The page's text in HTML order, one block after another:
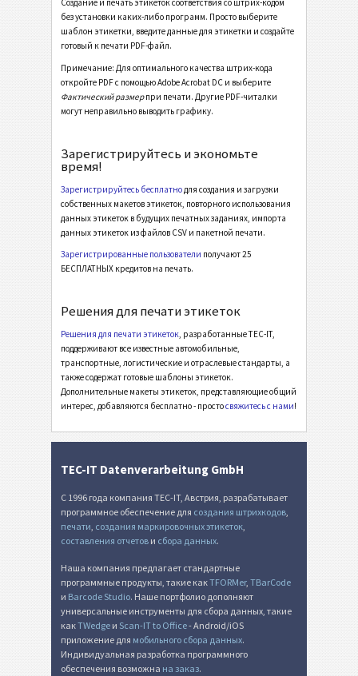
Odette OTL 3 - License Plate - Single / Master
Odette OTL 3 - L3P License Plate - Master Multiple
B BOSCH
MAT Этикетки MAT
I Инвентарные этикетки
NF Этикетки для пищевых продуктов
₣ Швейцарский QR-счет
П Прочее
Создание и печать этикеток соответствия со штрих-кодом
без установки каких-либо программ. Просто выберите
шаблон этикетки, введите данные для этикетки и создайте
готовый к печати PDF-файл.
Примечание: Для оптимального качества штрих-кода
откройте PDF с помощью Adobe Acrobat DC и выберите
Фактический размерпри печати. Другие PDF-читалки
могут неправильно выводить графику.
Зарегистрируйтесь и экономьте
время!
Зарегистрируйтесь бесплатнодля создания и загрузки
собственных макетов этикеток, повторного использования
данных этикеток в будущих печатных заданиях, импорта
данных этикеток из файлов CSV и пакетной печати.
Зарегистрированные пользователи получают 25
БЕСПЛАТНЫХ кредитов на печать.
Решения для печати этикеток
Решения для печати этикеток, разработанные TEC-IT,
поддерживают все известные автомобильные,
транспортные, логистические и отраслевые стандарты, а
также содержат готовые шаблоны этикеток.
Дополнительные макеты этикеток, представляющие общий
интерес, добавляются бесплатно - простосвяжитесь с нами!
TEC-IT Datenverarbeitung GmbH
С 1996 года компания TEC-IT, Австрия, разрабатывает
программное обеспечение для создания штрихкодов,
печати, создания маркировочных этикеток,
составления отчетов и сбора данных.
Наша компания предлагает стандартные
программные продукты, такие какTFORMer, TBarCode
и Barcode Studio. Наше портфолио дополняют
универсальные инструменты для сбора данных, такие
какTWedge и Scan-IT to Office- Android/iOS
приложение для мобильного сбора данных.
Индивидуальная разработка программного
обеспечения возможна на заказ.